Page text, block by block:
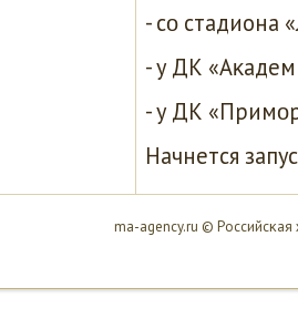
- сο стадиона
- у ДК
- у ДК
Начнется
ma-agency.ru ©